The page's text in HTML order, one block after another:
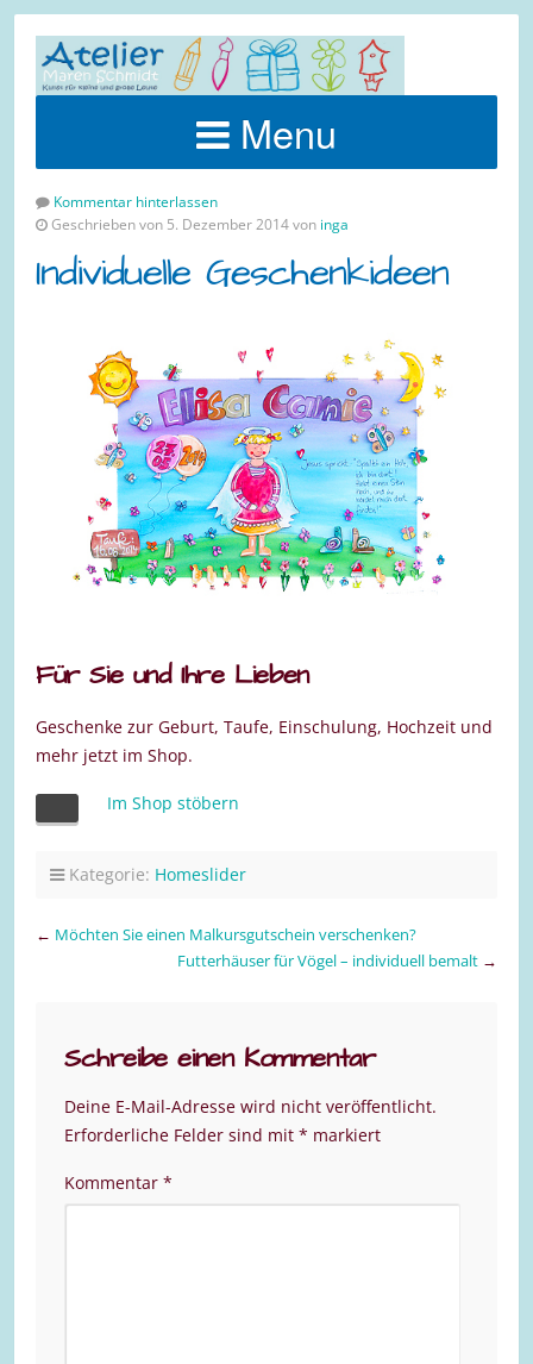
Menu
Kommentar hinterlassen
Geschrieben von 5. Dezember 2014 von inga
Individuelle Geschenkideen
Für Sie und Ihre Lieben
Geschenke zur Geburt, Taufe, Einschulung, Hochzeit und
mehr jetzt im Shop.
Im Shop stöbern
Kategorie: Homeslider
← Möchten Sie einen Malkursgutschein verschenken?
Futterhäuser für Vögel – individuell bemalt →
Schreibe einen Kommentar
Deine E-Mail-Adresse wird nicht veröffentlicht.
Erforderliche Felder sind mit * markiert
Kommentar *